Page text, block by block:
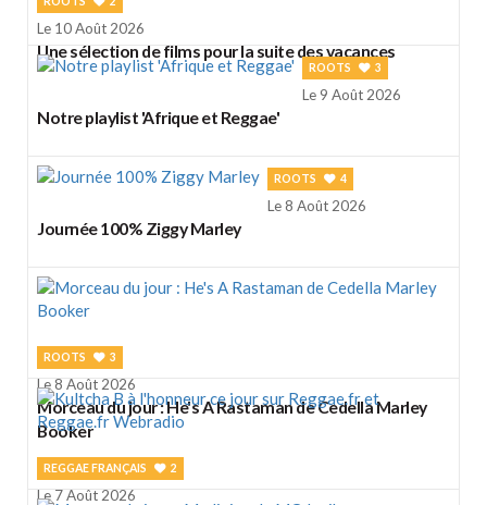
Le 10 Août 2026
Une sélection de films pour la suite des vacances
ROOTS 3
Le 9 Août 2026
Notre playlist 'Afrique et Reggae'
ROOTS 4
Le 8 Août 2026
Journée 100% Ziggy Marley
ROOTS 3
Le 8 Août 2026
Morceau du jour : He's A Rastaman de Cedella Marley
Booker
REGGAE FRANÇAIS 2
Le 7 Août 2026